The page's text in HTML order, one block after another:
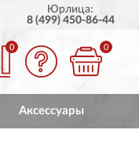
ПОЛНЫЙ
Юрлица:
8 (499) 450-86-44
0 0
Аксессуары